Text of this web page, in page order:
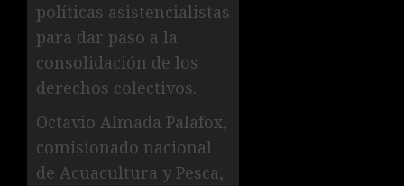
políticas asistencialistas
para dar paso a la
consolidación de los
derechos colectivos.
Octavio Almada Palafox,
comisionado nacional
de Acuacultura y Pesca,